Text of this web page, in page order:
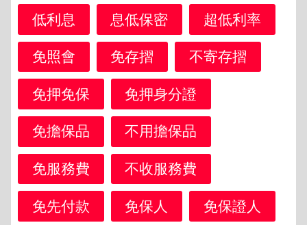
低利息 息低保密 超低利率
免照會 免存摺 不寄存摺
免押免保 免押身分證
免擔保品 不用擔保品
免服務費 不收服務費
免先付款 免保人 免保證人